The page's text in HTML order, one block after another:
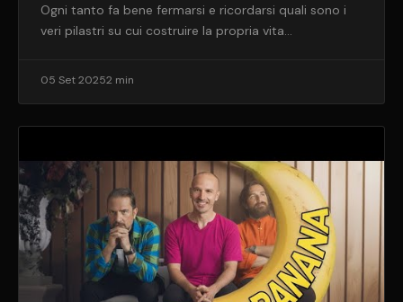
Ogni tanto fa bene fermarsi e ricordarsi quali sono i
veri pilastri su cui costruire la propria vita…
05 Set 20252 min